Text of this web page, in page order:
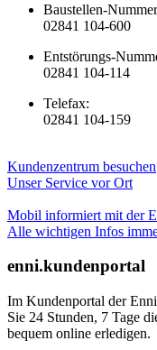
Baustellen-
02841 104-600
Entstörungs-
02841 104-114
Telefax:
02841 104-159
Kundenzentrum besuchen
Unser Service vor Ort
Mobil informiert mit der
Alle wichtigen Infos
enni.kundenportal
Im Kundenportal der
Sie 24 Stunden, 7 Tage
bequem online erledigen.